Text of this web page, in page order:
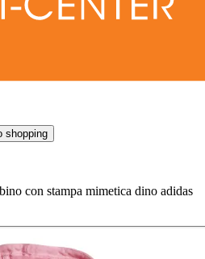
shopping
con stampa mimetica dino adidas